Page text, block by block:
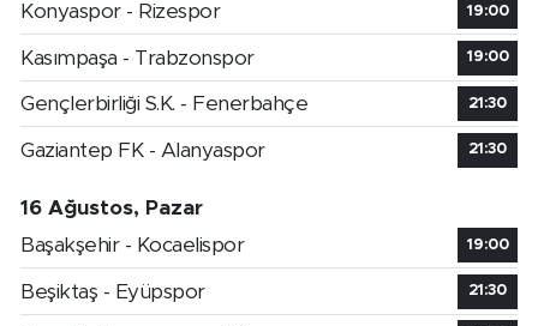
Konyaspor - Rizespor
19:00
Kasımpaşa - Trabzonspor 19:00
Gençlerbirliği S.K. - Fenerbahçe 21:30
Gaziantep FK - Alanyaspor 21:30
16 Ağustos, Pazar
Başakşehir - Kocaelispor
19:00
Beşiktaş - Eyüpspor 21:30